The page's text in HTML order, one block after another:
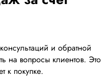
и обратной
на вопросы клиентов. Это
к покупке.